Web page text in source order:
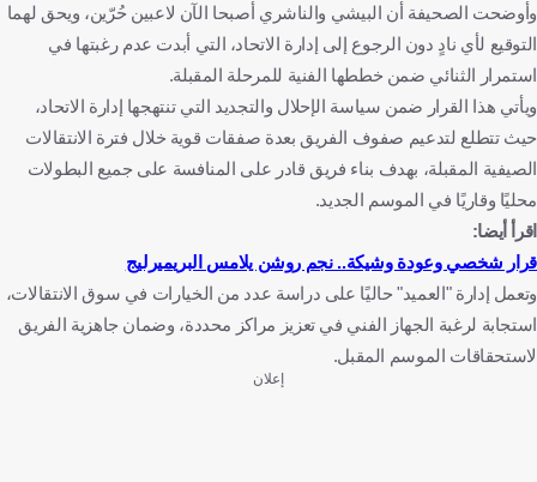
وأوضحت الصحيفة أن البيشي والناشري أصبحا الآن لاعبين حُرّين، ويحق لهما
التوقيع لأي نادٍ دون الرجوع إلى إدارة الاتحاد، التي أبدت عدم رغبتها في
استمرار الثنائي ضمن خططها الفنية للمرحلة المقبلة.
ويأتي هذا القرار ضمن سياسة الإحلال والتجديد التي تنتهجها إدارة الاتحاد،
حيث تتطلع لتدعيم صفوف الفريق بعدة صفقات قوية خلال فترة الانتقالات
الصيفية المقبلة، بهدف بناء فريق قادر على المنافسة على جميع البطولات
محليًا وقاريًا في الموسم الجديد.
اقرأ أيضا:
قرار شخصي وعودة وشيكة.. نجم روشن يلامس البريميرليج
وتعمل إدارة "العميد" حاليًا على دراسة عدد من الخيارات في سوق الانتقالات،
استجابة لرغبة الجهاز الفني في تعزيز مراكز محددة، وضمان جاهزية الفريق
لاستحقاقات الموسم المقبل.
إعلان